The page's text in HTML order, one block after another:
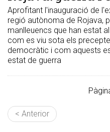
Aprofitant l'inauguració de
regió autònoma de Rojava,
manlleuencs que han estat
com es viu sota els
democràtic i com aquests
estat de guerra
< Anterior